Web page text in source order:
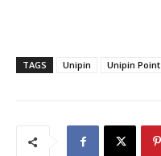
TAGS Unipin Unipin Point